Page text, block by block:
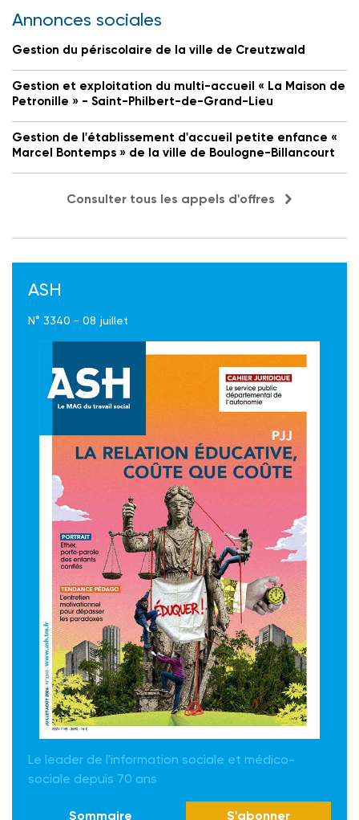
Annonces sociales
Gestion du périscolaire de la ville de Creutzwald
Gestion et exploitation du multi-accueil « La Maison de
Petronille » - Saint-Philbert-de-Grand-Lieu
Gestion de l'établissement d'accueil petite enfance «
Marcel Bontemps » de la ville de Boulogne-Billancourt
Consulter tous les appels d'offres
ASH
N° 3340 - 08 juillet
Le leader de l'information sociale et médico-
sociale depuis 70 ans
Sommaire S'abonner